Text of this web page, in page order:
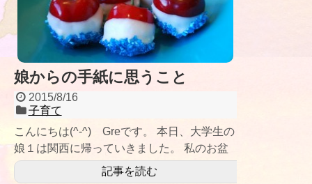
娘からの手紙に思うこと
2015/8/16
子育て
こんにちは(^-^) Greです。 本日、大学生の
娘１は関西に帰っていきました。 私のお盆
休みも今日で終
記事を読む